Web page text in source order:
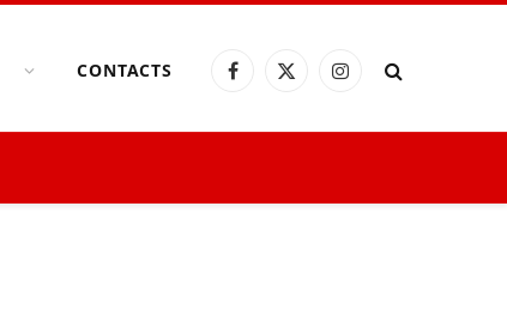
CONTACTS Facebook
X
Instagram